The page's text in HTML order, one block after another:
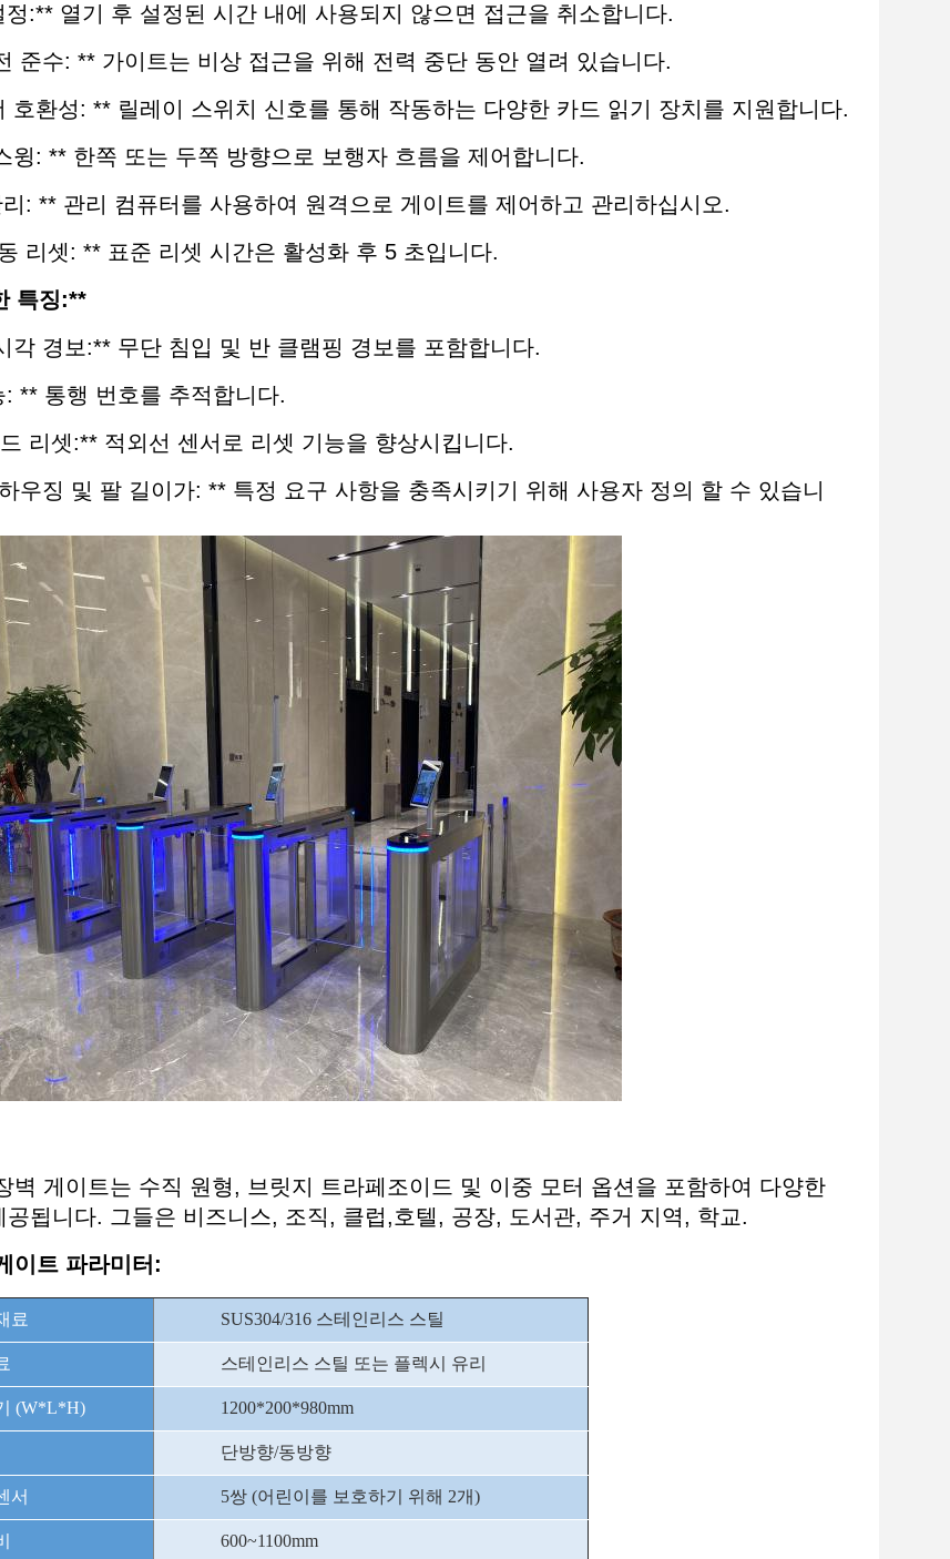
:** 열기 후 설정된 시간 내에 사용되지 않으면 접근을 취소합니다.
준수: ** 가이트는 비상 접근을 위해 전력 중단 동안 열려 있습니다.
호환성: ** 릴레이 스위치 신호를 통해 작동하는 다양한 카드 읽기 장치를 지원합니다.
윙: ** 한쪽 또는 두쪽 방향으로 보행자 흐름을 제어합니다.
: ** 관리 컴퓨터를 사용하여 원격으로 게이트를 제어하고 관리하십시오.
리셋: ** 표준 리셋 시간은 활성화 후 5 초입니다.
특징:**
각 경보:** 무단 침입 및 반 클램핑 경보를 포함합니다.
** 통행 번호를 추적합니다.
리셋:** 적외선 센서로 리셋 기능을 향상시킵니다.
우징 및 팔 길이가: ** 특정 요구 사항을 충족시키기 위해 사용자 정의 할 수 있습니
벽 게이트는 수직 원형, 브릿지 트라페조이드 및 이중 모터 옵션을 포함하여 다양한
공됩니다. 그들은 비즈니스, 조직, 클럽,호텔, 공장, 도서관, 주거 지역, 학교.
이트 파라미터:
료 SUS304/316 스테인리스 스틸
스테인리스 스틸 또는 플렉시 유리
(W*L*H) 1200*200*980mm
단방향/동방향
서 5쌍 (어린이를 보호하기 위해 2개)
600~1100mm